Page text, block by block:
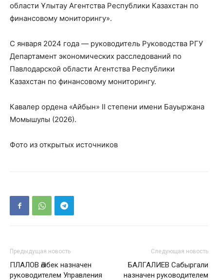
области Ұлытау Агентства Республики Казахстан по
финансовому мониторингу».
С января 2024 года — руководитель Руководства РГУ
Департамент экономических расследований по
Павлодарской области Агентства Республики
Казахстан по финансовому мониторингу.
Кавалер ордена «Айбын» ІІ степени имени Бауыржана
Момышулы (2026).
Фото из открытых источников
Предыдущая новость
ПЛАЛОВ Әлібек назначен
руководителем Управления
Следующая новость
БАЛГАЛИЕВ Сабыргали
назначен руководителем